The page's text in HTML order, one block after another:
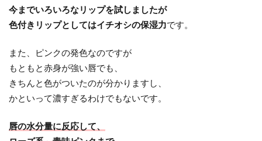
今までいろいろなリップを試しましたが
色付きリップとしてはイチオシの保湿力です。
また、ピンクの発色なのですが
もともと赤身が強い唇でも、
きちんと色がついたのが分かりますし、
かといって濃すぎるわけでもないです。
唇の水分量に反応して、